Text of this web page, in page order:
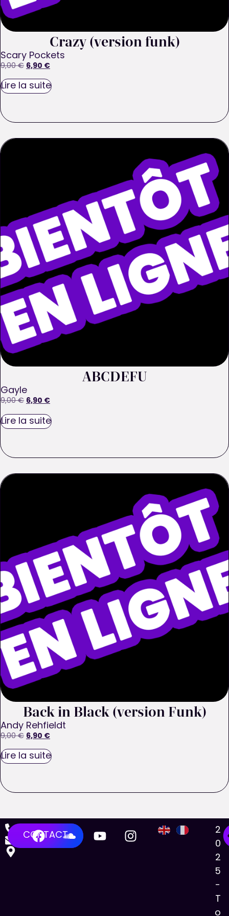
Crazy (version funk)
Scary Pockets
9,00€6,90€
Lire la suite
ABCDEFU
Gayle
9,00€6,90€
Lire la suite
Back in Black (version Funk)
Andy Rehfieldt
9,00€6,90€
Lire la suite
CONTACT
2
0
2
5
-
T